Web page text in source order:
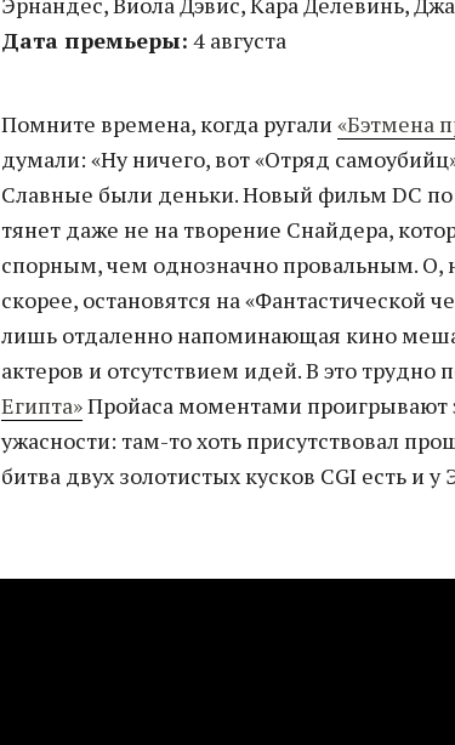
Дата премьеры: 4 августа
Помните времена, когда ругали«Бэтмена
думали: «Ну ничего, вот «Отряд
Славные были деньки. Новый фильм DC по
тянет даже не на творение Снайдера,
спорным, чем однозначно провальным. О,
скорее, остановятся на «Фантастической
лишь отдаленно напоминающая кино
актеров и отсутствием идей. В это трудно
Египта»Пройаса моментами проигрывают
ужасности: там-то хоть присутствовал
битва двух золотистых кусков CGI есть и у